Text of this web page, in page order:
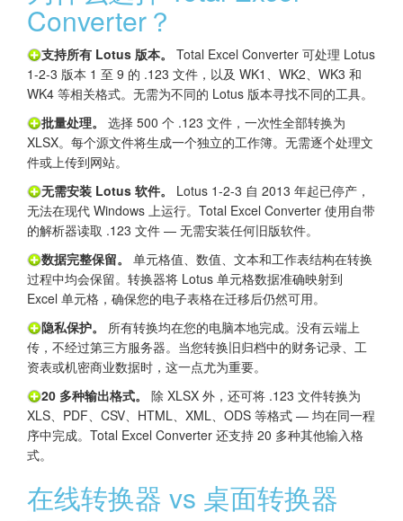
Converter？
支持所有 Lotus 版本。
Total Excel Converter 可处理 Lotus
1-2-3 版本 1 至 9 的 .123 文件，以及 WK1、WK2、WK3 和
WK4 等相关格式。无需为不同的 Lotus 版本寻找不同的工具。
批量处理。
选择 500 个 .123 文件，一次性全部转换为
XLSX。每个源文件将生成一个独立的工作簿。无需逐个处理文
件或上传到网站。
无需安装 Lotus 软件。
Lotus 1-2-3 自 2013 年起已停产，
无法在现代 Windows 上运行。Total Excel Converter 使用自带
的解析器读取 .123 文件 — 无需安装任何旧版软件。
数据完整保留。
单元格值、数值、文本和工作表结构在转换
过程中均会保留。转换器将 Lotus 单元格数据准确映射到
Excel 单元格，确保您的电子表格在迁移后仍然可用。
隐私保护。
所有转换均在您的电脑本地完成。没有云端上
传，不经过第三方服务器。当您转换旧归档中的财务记录、工
资表或机密商业数据时，这一点尤为重要。
20 多种输出格式。
除 XLSX 外，还可将 .123 文件转换为
XLS、PDF、CSV、HTML、XML、ODS 等格式 — 均在同一程
序中完成。Total Excel Converter 还支持 20 多种其他输入格
式。
在线转换器 vs 桌面转换器